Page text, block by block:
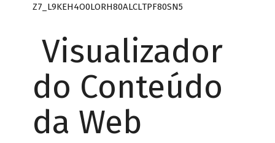
Z7_L9KEH4O0LORH80ALCLTPF80SN5
Visualizador
do Conteúdo
da Web